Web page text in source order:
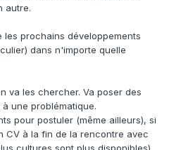
autre.
prochains développements
dans n'importe quelle
va les chercher. Va poser des
une problématique.
pour postuler (même ailleurs), si
CV à la fin de la rencontre avec
cultures sont plus disponibles)